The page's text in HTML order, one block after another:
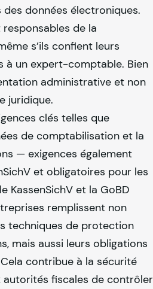
données électroniques.
de la
s’ils confient leurs
à un expert-comptable. Bien
administrative et non
juridique.
clés telles que
de comptabilisation et la
— exigences également
et obligatoires pour les
KassenSichV et la GoBD
remplissent non
techniques de protection
mais aussi leurs obligations
contribue à la sécurité
fiscales de contrôler